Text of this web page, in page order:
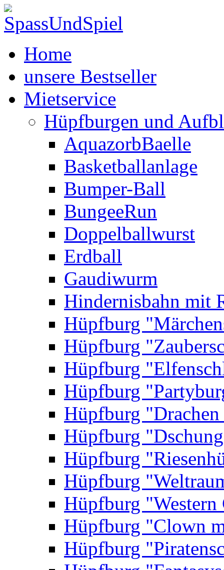
Home
unsere Bestseller
Mietservice
Hüpfburgen und
AquazorbBaelle
Basketballanlage
Bumper-Ball
BungeeRun
Doppelballwurst
Erdball
Gaudiwurm
Hindernisbahn mit
Hüpfburg
Hüpfburg
Hüpfburg
Hüpfburg
Hüpfburg
Hüpfburg
Hüpfburg
Hüpfburg
Hüpfburg
Hüpfburg "Clown
Hüpfburg